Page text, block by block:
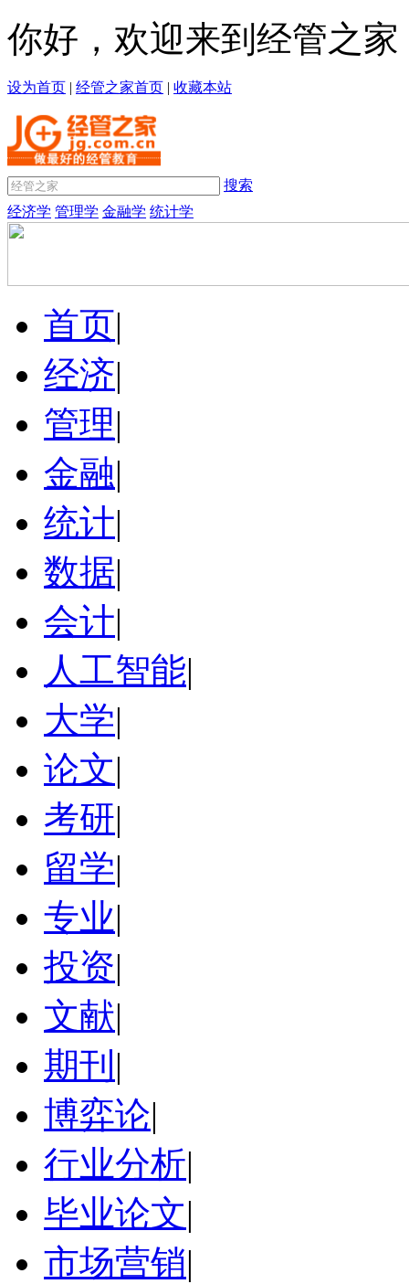
你好，欢迎来到经管之家
设为首页 | 经管之家首页 | 收藏本站
搜索
经济学 管理学 金融学 统计学
首页|
经济|
管理|
金融|
统计|
数据|
会计|
人工智能|
大学|
论文|
考研|
留学|
专业|
投资|
文献|
期刊 |
博弈论|
行业分析|
毕业论文|
市场营销|